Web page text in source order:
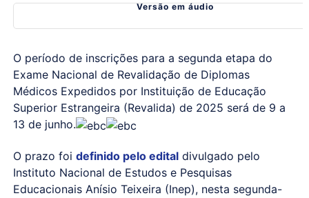
Versão em áudio
O período de inscrições para a segunda etapa do
Exame Nacional de Revalidação de Diplomas
Médicos Expedidos por Instituição de Educação
Superior Estrangeira (Revalida) de 2025 será de 9 a
13 de junho.
O prazo foi definido pelo editaldivulgado pelo
Instituto Nacional de Estudos e Pesquisas
Educacionais Anísio Teixeira (Inep), nesta segunda-